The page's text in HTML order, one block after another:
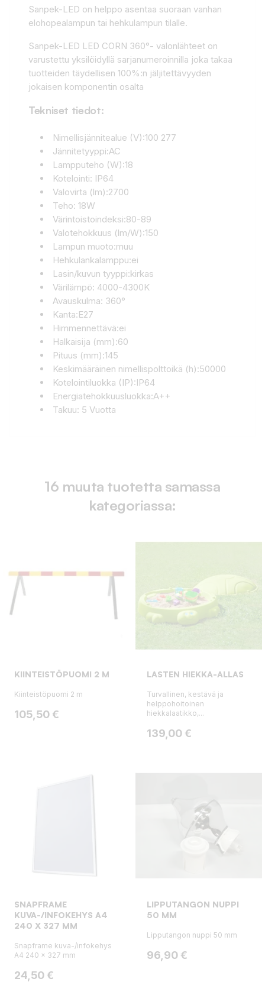
Sanpek-LED on helppo asentaa suoraan vanhan
elohopealampun tai hehkulampun tilalle.
Sanpek-LED LED CORN 360°- valonlähteet on
varustettu yksilöidyllä sarjanumeroinnilla joka takaa
tuotteiden täydellisen 100%:n jäljitettävyyden
jokaisen komponentin osalta
Tekniset tiedot:
Nimellisjännitealue (V):100 277
Jännitetyyppi:AC
Lampputeho (W):18
Kotelointi: IP64
Valovirta (lm):2700
Teho: 18W
Värintoistoindeksi:80-89
Valotehokkuus (lm/W):150
Lampun muoto:muu
Hehkulankalamppu:ei
Lasin/kuvun tyyppi:kirkas
Värilämpö: 4000-4300K
Avauskulma: 360°
Kanta:E27
Himmennettävä:ei
Halkaisija (mm):60
Pituus (mm):145
Keskimääräinen nimellispolttoikä (h):50000
Kotelointiluokka (IP):IP64
Energiatehokkuusluokka:A++
Takuu: 5 Vuotta
16 muuta tuotetta samassa
kategoriassa:
KIINTEISTÖPUOMI 2 M
Kiinteistöpuomi 2 m
Hinta
105,50 €
LASTEN HIEKKA-ALLAS
Turvallinen, kestävä ja
helppohoitoinen
hiekkalaatikko,...
Hinta
139,00 €
SNAPFRAME
KUVA-/INFOKEHYS A4
240 X 327 MM
Snapframe kuva-/infokehys
A4 240 x 327 mm
Hinta
24,50 €
LIPPUTANGON NUPPI
50 MM
Lipputangon nuppi 50 mm
Hinta
96,90 €